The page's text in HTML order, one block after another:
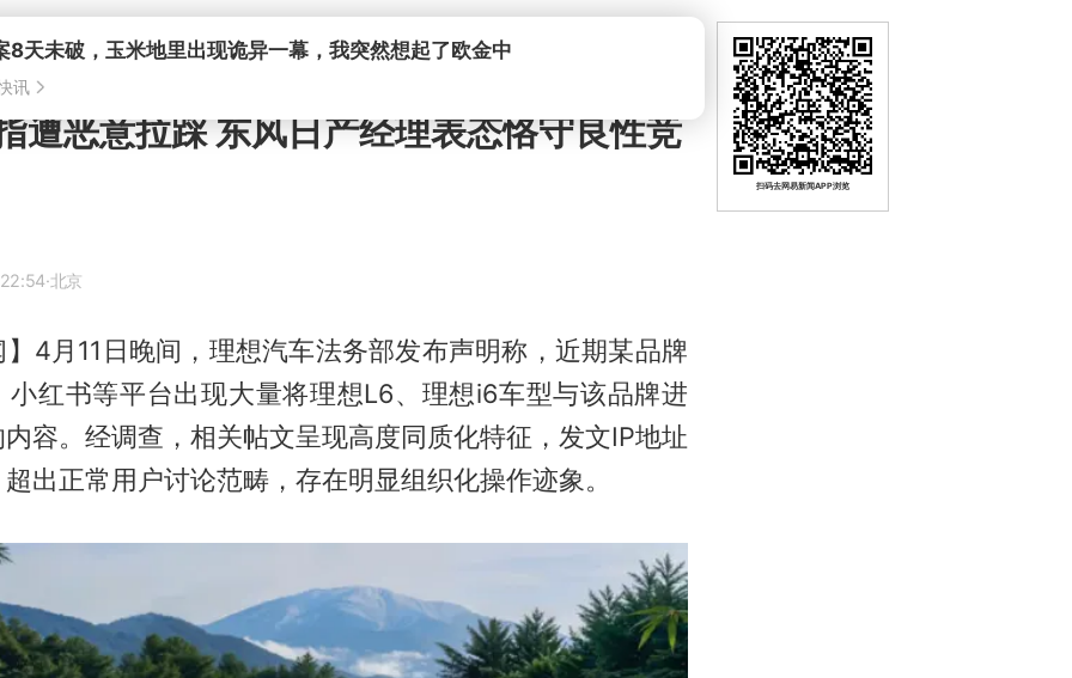
8天未破，玉米地里出现诡异一幕，我突然想起了欧金中
讯
遭恶意拉踩 东风日产经理表态恪守良性竞
·北京
4月11日晚间，理想汽车法务部发布声明称，近期某品牌
小红书等平台出现大量将理想L6、理想i6车型与该品牌进
容。经调查，相关帖文呈现高度同质化特征，发文IP地址
出正常用户讨论范畴，存在明显组织化操作迹象。
扫码去网易新闻APP浏览